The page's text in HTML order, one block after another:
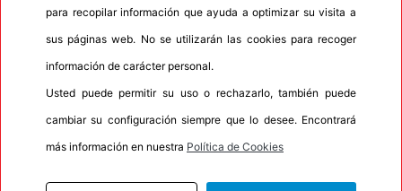
para recopilar información que ayuda a optimizar su visita a
sus páginas web. No se utilizarán las cookies para recoger
información de carácter personal.
Usted puede permitir su uso o rechazarlo, también puede
cambiar su configuración siempre que lo desee. Encontrará
más información en nuestra Política de Cookies